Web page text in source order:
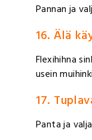
Pannan ja
16. Älä
Flexihihna
usein
17.
Panta ja